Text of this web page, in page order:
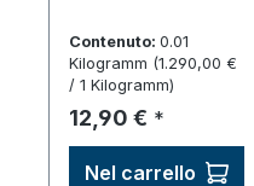
dosare.
Contenuto: 0.01
Kilogramm (1.290,00 €
/ 1 Kilogramm)
Prezzo normale:
12,90 € *
Nel carrello